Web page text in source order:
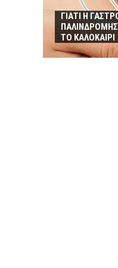
ΓΙΑΤΙ Η
ΤΟ ΚΑΛΟΚΑΙΡΙ